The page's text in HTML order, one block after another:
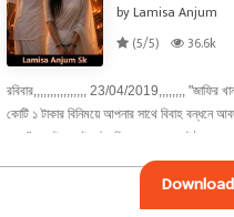
by Lamisa Anjum
(5/5)
36.6k
রবিবার,,,,,,,,,,,,,,,, 23/04/2019,,,,,,,, "জাফির
কোটি ১ টাকার বিনিময়ে আপনার সাথে বিবাহ বন্ধনে
কবুল" কথা টা শুনেই অষ্টাদশির বুক ধক করে
করেছে, না জানি এখনি না গোড়িয়ে পড়ে গাল বেয়ে।
পড়ে। নিঃশব্দে বয়ে চলা, কারও ক্ষতি না করা, শুধু নিজের